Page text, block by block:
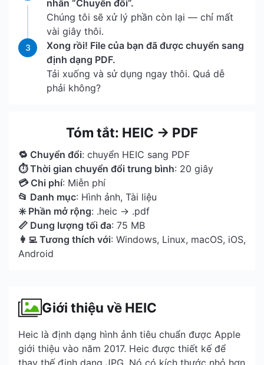
nhấn “Chuyển đổi”.
Chúng tôi sẽ xử lý phần còn lại — chỉ mất
vài giây thôi.
3
Xong rồi! File của bạn đã được chuyển sang
định dạng PDF.
Tải xuống và sử dụng ngay thôi. Quá dễ
phải không?
Tóm tắt: HEIC → PDF
🔁 Chuyển đổi: chuyển HEIC sang PDF
⏱ Thời gian chuyển đổi trung bình: 20 giây
💳 Chi phí: Miễn phí
📂 Danh mục: Hình ảnh, Tài liệu
✳️ Phần mở rộng: .heic → .pdf
📏 Dung lượng tối đa: 75 MB
👩‍💻 Tương thích với: Windows, Linux, macOS, iOS,
Android
Giới thiệu về HEIC
Heic là định dạng hình ảnh tiêu chuẩn được Apple
giới thiệu vào năm 2017. Heic được thiết kế để
thay thế định dạng JPG. Nó có kích thước nhỏ hơn